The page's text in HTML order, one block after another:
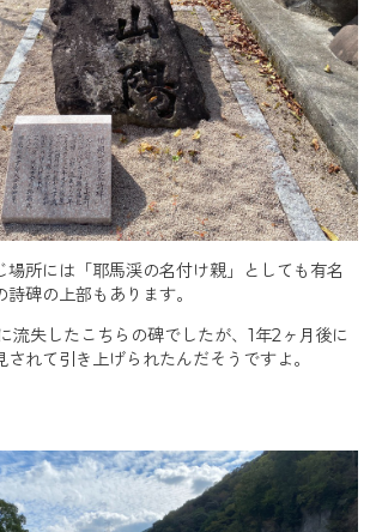
場所には「耶馬渓の名付け親」としても有名
碑の上部もあります。
流失したこちらの碑でしたが、1年2ヶ月後に
れて引き上げられたんだそうですよ。